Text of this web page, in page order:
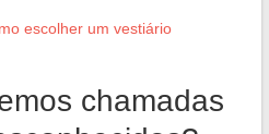
escolher um vestiário
chamadas